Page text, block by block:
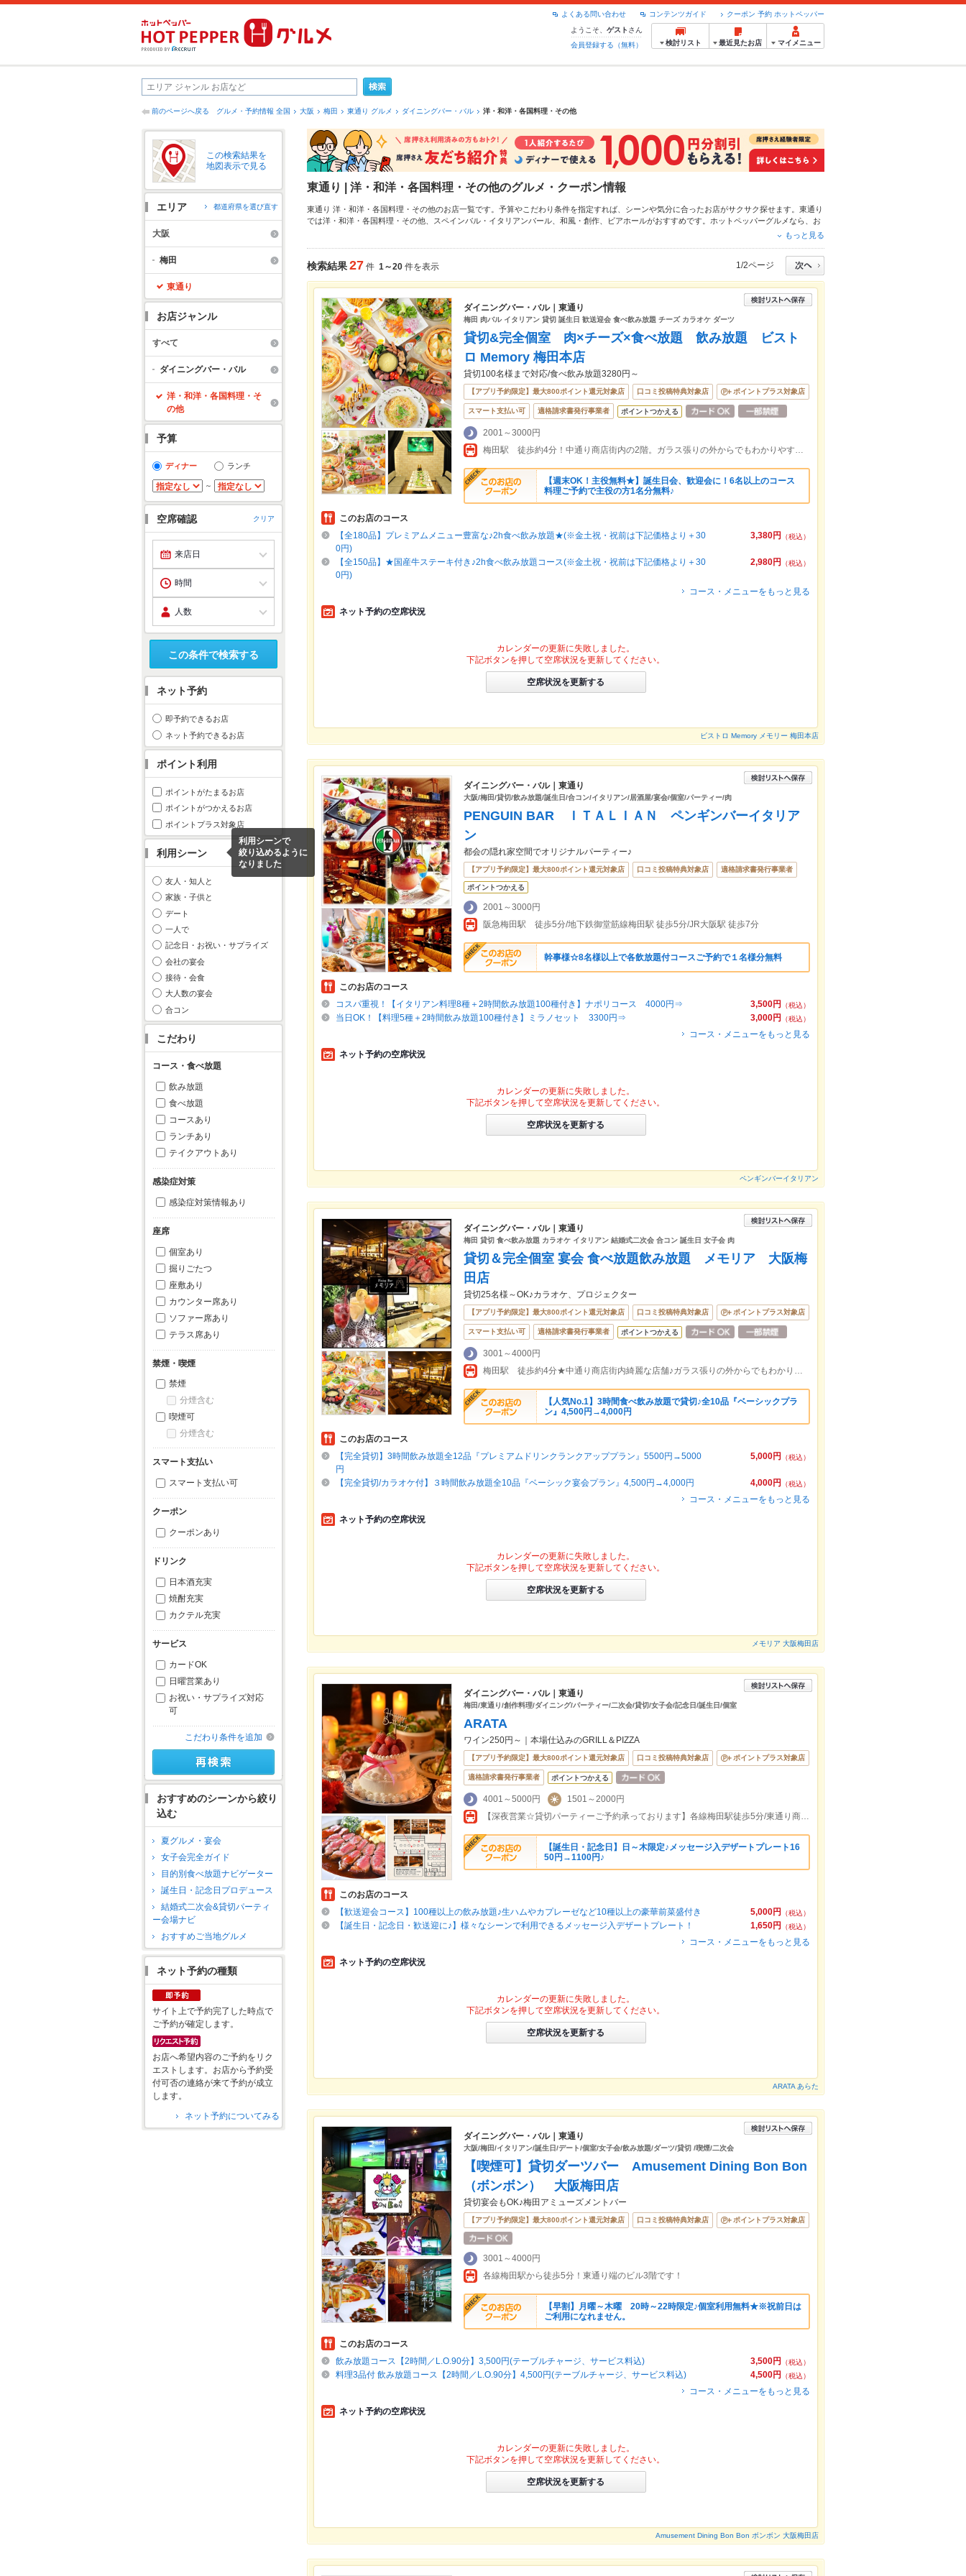
クーポン 予約 ホットペッパー
コンテンツガイド
よくある問い合わせ
ようこそ、 ゲスト さん
会員登録する（無料）
検討リスト 最近見たお店 マイメニュー
前のページへ戻る グルメ・予約情報 全国 大阪 梅田 東通り グルメ ダイニングバー・バル 洋・和洋・各国料理・その他
この検索結果を
地図表示で見る
エリア 都道府県を選び直す
大阪
梅田
東通り
お店ジャンル
すべて
ダイニングバー・バル
洋・和洋・各国料理・そ
の他
予算
ディナー ランチ
～
空席確認 クリア
この条件で検索する
ネット予約
即予約できるお店
ネット予約できるお店
ポイント利用
ポイントがたまるお店
ポイントがつかえるお店
ポイントプラス対象店
利用シーン
利用シーンで
絞り込めるように
なりました
友人・知人と
家族・子供と
デート
一人で
記念日・お祝い・サプライズ
会社の宴会
接待・会食
大人数の宴会
合コン
こだわり
コース・食べ放題
飲み放題
食べ放題
コースあり
ランチあり
テイクアウトあり
感染症対策
感染症対策情報あり
座席
個室あり
掘りごたつ
座敷あり
カウンター席あり
ソファー席あり
テラス席あり
禁煙・喫煙
禁煙
分煙含む
喫煙可
分煙含む
スマート支払い
スマート支払い可
クーポン
クーポンあり
ドリンク
日本酒充実
焼酎充実
カクテル充実
サービス
カードOK
日曜営業あり
お祝い・サプライズ対応
可
こだわり条件を追加
おすすめのシーンから絞り
込む
夏グルメ・宴会
女子会完全ガイド
目的別食べ放題ナビゲーター
誕生日・記念日プロデュース
結婚式二次会&貸切パーティ
ー会場ナビ
おすすめご当地グルメ
ネット予約の種類
サイト上で予約完了した時点で
ご予約が確定します。
お店へ希望内容のご予約をリク
エストします。お店から予約受
付可否の連絡が来て予約が成立
します。
ネット予約についてみる
東通り | 洋・和洋・各国料理・その他のグルメ・クーポン情報
東通り 洋・和洋・各国料理・その他のお店一覧です。予算やこだわり条件を指定すれば、シーンや気分に合ったお店がサクサク探せます。東通り
では洋・和洋・各国料理・その他、 スペインバル・イタリアンバール 和風・創作 ビアホールがおすすめです。ホットペッパーグルメなら、お
や季節のおすすめ料理など、お店の最新情報をご紹介しているので安心！24時間使え
もっと見る
検索結果27 件 1～20 件を表示 1/2ページ
ダイニングバー・バル｜東通り
梅田 肉バル イタリアン 貸切 誕生日 歓送迎会 食べ飲み放題 チーズ カラオケ ダーツ
貸切&完全個室 肉×チーズ×食べ放題 飲み放題 ビスト
ロ Memory 梅田本店
貸切100名様まで対応/食べ飲み放題3280円～
【アプリ予約限定】最大800ポイント還元対象店 口コミ投稿特典対象店 ポイントプラス対象店
スマート支払い可 適格請求書発行事業者 ポイントつかえる
2001～3000円
梅田駅 徒歩約4分！中通り商店街内の2階。ガラス張りの外からでもわかりやすい店構えです♪
【週末OK！主役無料★】誕生日会、歓迎会に！6名以上のコース
料理ご予約で主役の方1名分無料♪
このお店のコース
3,380円
（税込）
【全180品】プレミアムメニュー豊富な♪2h食べ飲み放題★(※金土祝・祝前は下記価格より＋30
0円)
2,980円
（税込）
【全150品】★国産牛ステーキ付き♪2h食べ飲み放題コース(※金土祝・祝前は下記価格より＋30
0円)
コース・メニューをもっと見る
ネット予約の空席状況
カレンダーの更新に失敗しました。
下記ボタンを押して空席状況を更新してください。
空席状況を更新する
ビストロ Memory メモリー 梅田本店
ダイニングバー・バル｜東通り
大阪/梅田/貸切/飲み放題/誕生日/合コン/イタリアン/居酒屋/宴会/個室/パーティー/肉
PENGUIN BAR ＩＴＡＬＩＡＮ ペンギンバーイタリア
ン
都会の隠れ家空間でオリジナルパーティー♪
【アプリ予約限定】最大800ポイント還元対象店 口コミ投稿特典対象店 適格請求書発行事業者
ポイントつかえる
2001～3000円
阪急梅田駅 徒歩5分/地下鉄御堂筋線梅田駅 徒歩5分/JR大阪駅 徒歩7分
幹事様☆8名様以上で各飲放題付コースご予約で１名様分無料
このお店のコース
3,500円
（税込）
コスパ重視！【イタリアン料理8種＋2時間飲み放題100種付き】ナポリコース 4000円⇒
3,000円
（税込）
当日OK！【料理5種＋2時間飲み放題100種付き】ミラノセット 3300円⇒
コース・メニューをもっと見る
ネット予約の空席状況
カレンダーの更新に失敗しました。
下記ボタンを押して空席状況を更新してください。
空席状況を更新する
ペンギンバーイタリアン
ダイニングバー・バル｜東通り
梅田 貸切 食べ飲み放題 カラオケ イタリアン 結婚式二次会 合コン 誕生日 女子会 肉
貸切＆完全個室 宴会 食べ放題飲み放題 メモリア 大阪梅
田店
貸切25名様～OK♪カラオケ、プロジェクター
【アプリ予約限定】最大800ポイント還元対象店 口コミ投稿特典対象店 ポイントプラス対象店
スマート支払い可 適格請求書発行事業者 ポイントつかえる
3001～4000円
梅田駅 徒歩約4分★中通り商店街内綺麗な店舗♪ガラス張りの外からでもわかりやすい店構えです！
【人気No.1】3時間食べ飲み放題で貸切♪全10品『ベーシックプラ
ン』4,500円→4,000円
このお店のコース
5,000円
（税込）
【完全貸切】3時間飲み放題全12品『プレミアムドリンクランクアッププラン』5500円→5000
円
4,000円
（税込）
【完全貸切/カラオケ付】３時間飲み放題全10品『ベーシック宴会プラン』4,500円→4,000円
コース・メニューをもっと見る
ネット予約の空席状況
カレンダーの更新に失敗しました。
下記ボタンを押して空席状況を更新してください。
空席状況を更新する
メモリア 大阪梅田店
ダイニングバー・バル｜東通り
梅田/東通り/創作料理/ダイニング/パーティー/二次会/貸切/女子会/記念日/誕生日/個室
ARATA
ワイン250円～｜本場仕込みのGRILL＆PIZZA
【アプリ予約限定】最大800ポイント還元対象店 口コミ投稿特典対象店 ポイントプラス対象店
適格請求書発行事業者 ポイントつかえる
4001～5000円
1501～2000円
【深夜営業☆貸切パーティーご予約承っております】各線梅田駅徒歩5分/東通り商店街内
【誕生日・記念日】日～木限定♪メッセージ入デザートプレート16
50円→1100円♪
このお店のコース
5,000円
（税込）
【歓送迎会コース】100種以上の飲み放題♪生ハムやカプレーゼなど10種以上の豪華前菜盛付き
1,650円
（税込）
【誕生日・記念日・歓送迎に♪】様々なシーンで利用できるメッセージ入デザートプレート！
コース・メニューをもっと見る
ネット予約の空席状況
カレンダーの更新に失敗しました。
下記ボタンを押して空席状況を更新してください。
空席状況を更新する
ARATA あらた
ダイニングバー・バル｜東通り
大阪/梅田/イタリアン/誕生日/デート/個室/女子会/飲み放題/ダーツ/貸切 /喫煙/二次会
【喫煙可】貸切ダーツバー Amusement Dining Bon Bon
（ボンボン） 大阪梅田店
貸切宴会もOK♪梅田アミューズメントバー
【アプリ予約限定】最大800ポイント還元対象店 口コミ投稿特典対象店 ポイントプラス対象店
3001～4000円
各線梅田駅から徒歩5分！東通り端のビル3階です！
【早割】月曜～木曜 20時～22時限定♪個室利用無料★※祝前日は
ご利用になれません。
このお店のコース
3,500円
（税込）
飲み放題コース【2時間／L.O.90分】3,500円(テーブルチャージ、サービス料込)
4,500円
（税込）
料理3品付 飲み放題コース【2時間／L.O.90分】4,500円(テーブルチャージ、サービス料込)
コース・メニューをもっと見る
ネット予約の空席状況
カレンダーの更新に失敗しました。
下記ボタンを押して空席状況を更新してください。
空席状況を更新する
Amusement Dining Bon Bon ボンボン 大阪梅田店